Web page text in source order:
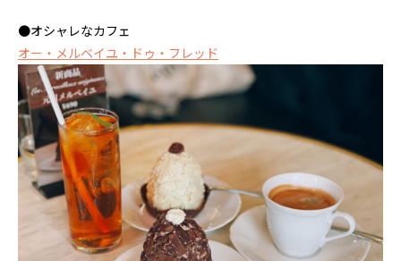
●オシャレなカフェ
オー・メルベイユ・ドゥ・フレッド